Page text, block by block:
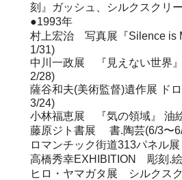
刻』ガッシュ、シルクスクリ
●1993年
村上宏治 写真展『Silence is
1/31)
中川一政展 『見えない世界
2/28)
薩谷和夫(美術監督)遺作展 ド
3/24)
小林福恵展 『気の領域』 油
藤原ジト書展 書.陶芸(6/3〜
ロマンチック街道313パネル
高橋秀幸EXHIBITION 彫刻.
ヒロ・ヤマガタ展 シルクス